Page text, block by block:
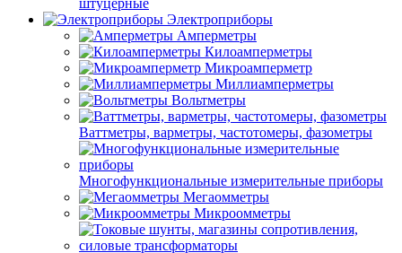
штуцерные
Электроприборы
Амперметры
Килоамперметры
Микроамперметр
Миллиамперметры
Вольтметры
Ваттметры, варметры, частотомеры, фазометры
Многофункциональные измерительные приборы
Мегаомметры
Микроомметры